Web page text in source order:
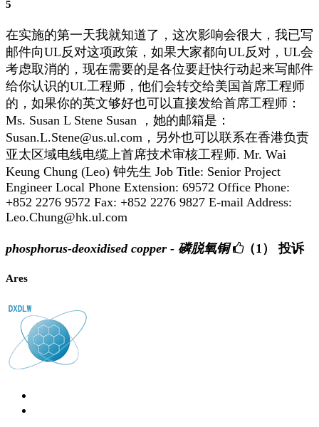
5
在实施的第一天我就知道了，这次影响会很大，我已写
邮件向UL反对这项政策，如果大家都向UL反对，UL会
考虑取消的，现在需要的是各位要赶快行动起来写邮件
给你认识的UL工程师，他们会转交给美国首席工程师
的，如果你的英文够好也可以直接发给首席工程师：
Ms. Susan L Stene Susan ，她的邮箱是：
Susan.L.Stene@us.ul.com，另外也可以联系在香港负责
亚太区域电线电缆上首席技术审核工程师. Mr. Wai
Keung Chung (Leo) 钟先生 Job Title: Senior Project
Engineer Local Phone Extension: 69572 Office Phone:
+852 2276 9572 Fax: +852 2276 9827 E-mail Address:
Leo.Chung@hk.ul.com
phosphorus-deoxidised copper - 磷脱氧铜 （1） 投诉
Ares